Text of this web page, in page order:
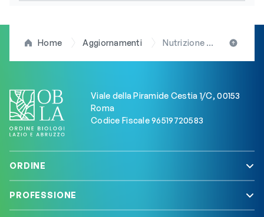
Home Aggiornamenti Nutrizione e lotta al doping: aula magna gremita per il convegno all’Università di Chieti. OBLA in prima linea
Viale della Piramide Cestia 1/C, 00153
Roma
Codice Fiscale 96519720583
ORDINE
PROFESSIONE